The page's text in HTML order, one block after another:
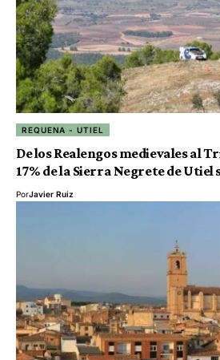
REQUENA - UTIEL
De los Realengos medievales al
17% de la Sierra Negrete de
PorJavier Ruiz